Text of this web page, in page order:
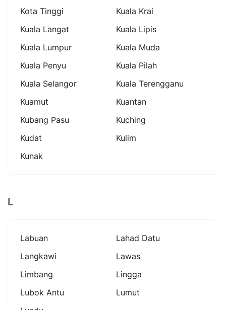
Kota Tinggi
Kuala Krai
Kuala Langat
Kuala Lipis
Kuala Lumpur
Kuala Muda
Kuala Penyu
Kuala Pilah
Kuala Selangor
Kuala Terengganu
Kuamut
Kuantan
Kubang Pasu
Kuching
Kudat
Kulim
Kunak
L
Labuan
Lahad Datu
Langkawi
Lawas
Limbang
Lingga
Lubok Antu
Lumut